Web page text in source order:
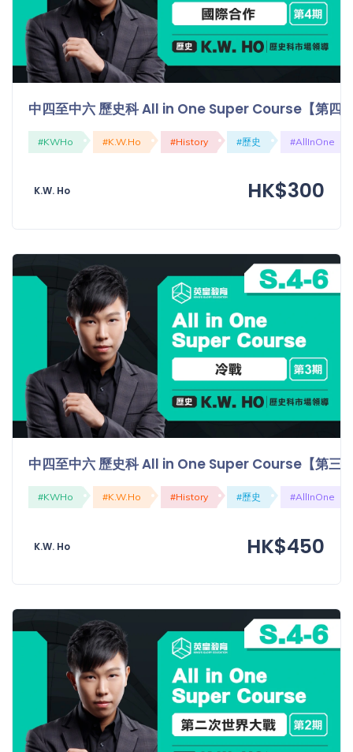
中四至中六 歷史科 All in One Super Course【第四
#KWHo #K.W.Ho #History #歷史 #AllInOne
K.W. Ho HK$300
中四至中六 歷史科 All in One Super Course【第三
#KWHo #K.W.Ho #History #歷史 #AllInOne
K.W. Ho HK$450